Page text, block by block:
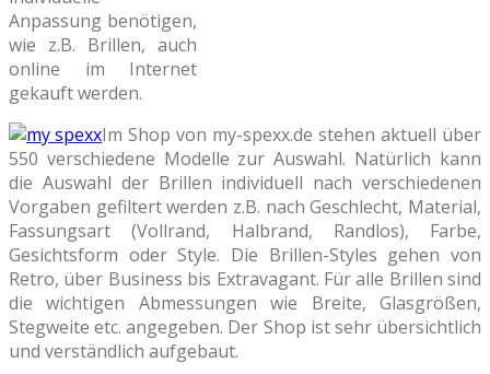
Anpassung benötigen,
wie z.B. Brillen, auch
online im Internet
gekauft werden.
Im Shop von my-spexx.de stehen aktuell über
550 verschiedene Modelle zur Auswahl. Natürlich kann
die Auswahl der Brillen individuell nach verschiedenen
Vorgaben gefiltert werden z.B. nach Geschlecht, Material,
Fassungsart (Vollrand, Halbrand, Randlos), Farbe,
Gesichtsform oder Style. Die Brillen-Styles gehen von
Retro, über Business bis Extravagant. Für alle Brillen sind
die wichtigen Abmessungen wie Breite, Glasgrößen,
Stegweite etc. angegeben. Der Shop ist sehr übersichtlich
und verständlich aufgebaut.